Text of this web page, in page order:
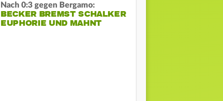
Nach 0:3 gegen Bergamo:
BECKER BREMST SCHALKER
EUPHORIE UND MAHNT